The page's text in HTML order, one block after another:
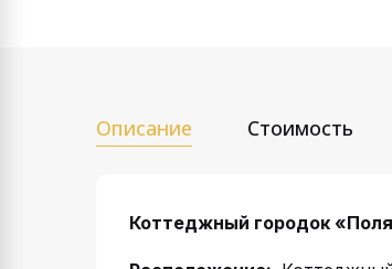
Описание Стоимость
Коттеджный городок «